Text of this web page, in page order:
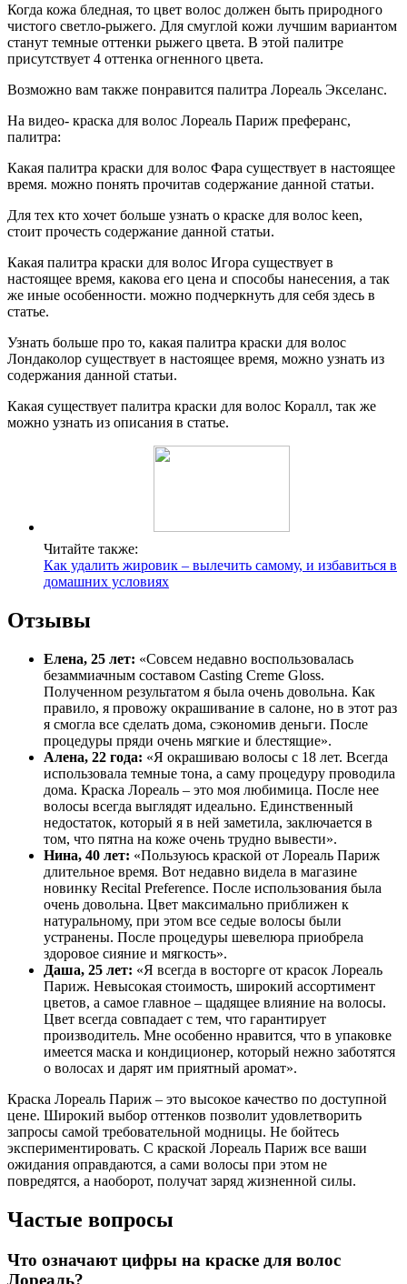
Когда кожа бледная, то цвет волос должен быть природного
чистого светло-рыжего. Для смуглой кожи лучшим вариантом
станут темные оттенки рыжего цвета. В этой палитре
присутствует 4 оттенка огненного цвета.
Возможно вам также понравится палитра Лореаль Экселанс.
На видео- краска для волос Лореаль Париж преферанс,
палитра:
Какая палитра краски для волос Фара существует в настоящее
время. можно понять прочитав содержание данной статьи.
Для тех кто хочет больше узнать о краске для волос keen,
стоит прочесть содержание данной статьи.
Какая палитра краски для волос Игора существует в
настоящее время, какова его цена и способы нанесения, а так
же иные особенности. можно подчеркнуть для себя здесь в
статье.
Узнать больше про то, какая палитра краски для волос
Лондаколор существует в настоящее время, можно узнать из
содержания данной статьи.
Какая существует палитра краски для волос Коралл, так же
можно узнать из описания в статье.
Читайте также:
Как удалить жировик – вылечить самому, и избавиться в
домашних условиях
Отзывы
Елена, 25 лет: «Совсем недавно воспользовалась
безаммиачным составом Casting Creme Gloss.
Полученном результатом я была очень довольна. Как
правило, я провожу окрашивание в салоне, но в этот раз
я смогла все сделать дома, сэкономив деньги. После
процедуры пряди очень мягкие и блестящие».
Алена, 22 года: «Я окрашиваю волосы с 18 лет. Всегда
использовала темные тона, а саму процедуру проводила
дома. Краска Лореаль – это моя любимица. После нее
волосы всегда выглядят идеально. Единственный
недостаток, который я в ней заметила, заключается в
том, что пятна на коже очень трудно вывести».
Нина, 40 лет: «Пользуюсь краской от Лореаль Париж
длительное время. Вот недавно видела в магазине
новинку Recital Preference. После использования была
очень довольна. Цвет максимально приближен к
натуральному, при этом все седые волосы были
устранены. После процедуры шевелюра приобрела
здоровое сияние и мягкость».
Даша, 25 лет: «Я всегда в восторге от красок Лореаль
Париж. Невысокая стоимость, широкий ассортимент
цветов, а самое главное – щадящее влияние на волосы.
Цвет всегда совпадает с тем, что гарантирует
производитель. Мне особенно нравится, что в упаковке
имеется маска и кондиционер, который нежно заботятся
о волосах и дарят им приятный аромат».
Краска Лореаль Париж – это высокое качество по доступной
цене. Широкий выбор оттенков позволит удовлетворить
запросы самой требовательной модницы. Не бойтесь
экспериментировать. С краской Лореаль Париж все ваши
ожидания оправдаются, а сами волосы при этом не
повредятся, а наоборот, получат заряд жизненной силы.
Частые вопросы
Что означают цифры на краске для волос
Лореаль?